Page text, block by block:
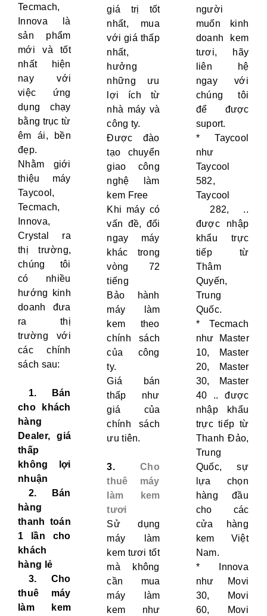
Tecmach,
Innova là
sản phẩm
mới và tốt
nhất hiện
nay với
việc ứng
dụng chạy
bằng trục từ
êm ái, bền
đẹp.
Nhằm giới
thiệu máy
Taycool,
Tecmach,
Innova,
Crystal ra
thị trường,
chúng tôi
có nhiều
hướng kinh
doanh đưa
ra thị
trường với
các chính
sách sau:
1. Bán
cho khách
hàng
Dealer, giá
thấp
không lợi
nhuận
2. Bán
hàng
thanh toán
1 lần cho
khách
hàng lẻ
3. Cho
thuê máy
làm kem
giá trị tốt
nhất, mua
với giá thấp
nhất,
hưởng
những ưu
lợi ích từ
nhà máy và
công ty.
Được đào
tạo chuyển
giao công
nghệ làm
kem Free
Khi máy có
vấn đề, đổi
ngay máy
khác trong
vòng 72
tiếng
Bảo hành
máy làm
kem theo
chính sách
của công
ty.
Giá bán
thấp như
giá của
chính sách
ưu tiên.
3.Cho
thuê máy
làm kem
tươi
Sử dụng
máy làm
kem tươi tốt
mà không
cần mua
máy làm
kem như
người
muốn kinh
doanh kem
tươi, hãy
liên hệ
ngay với
chúng tôi
để được
suport.
* Taycool
như
Taycool
582,
Taycool
282, ..
được nhập
khẩu trực
tiếp từ
Thâm
Quyến,
Trung
Quốc.
* Tecmach
như Master
10, Master
20, Master
30, Master
40 .. được
nhập khẩu
trực tiếp từ
Thanh Đảo,
Trung
Quốc, sự
lựa chọn
hàng đầu
cho các
cửa hàng
kem Việt
Nam.
* Innova
như Movi
30, Movi
60, Movi